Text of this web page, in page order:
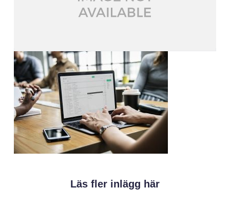
Läs fler inlägg här